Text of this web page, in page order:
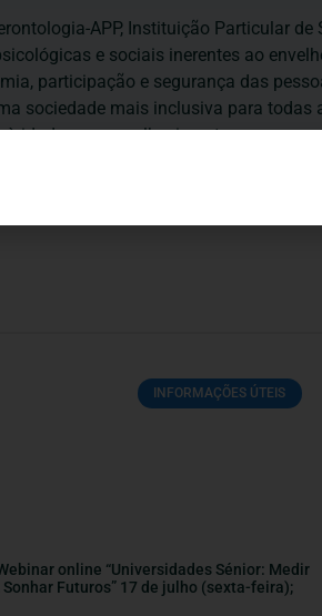
APP, Instituição Particular
e sociais inerentes ao
participação e segurança das
sociedade mais inclusiva para
idade e ao envelhecimento.
INFORMAÇÕES ÚTEIS
online “Universidades Sénior: Medir
Sonhar Futuros” 17 de julho (sexta-feira);